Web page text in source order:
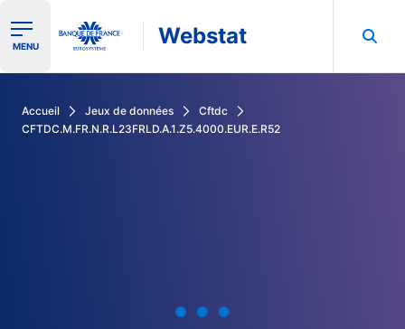
Ouvrir le menu de navigation
MENU Webstat
Accueil Jeux de données
Cftdc
CFTDC.M.FR.N.R.L23FRLD.A.1.Z5.4000.EUR.E.R52